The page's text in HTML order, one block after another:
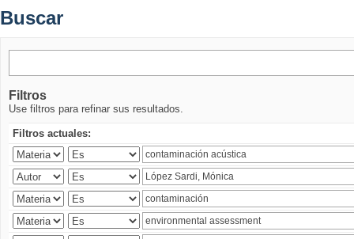
Buscar
Filtros
Use filtros para refinar sus resultados.
Filtros actuales: